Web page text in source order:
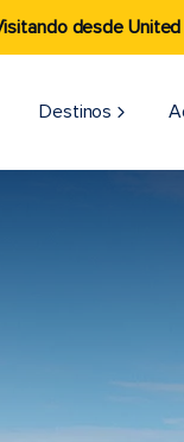
desde
Destinos